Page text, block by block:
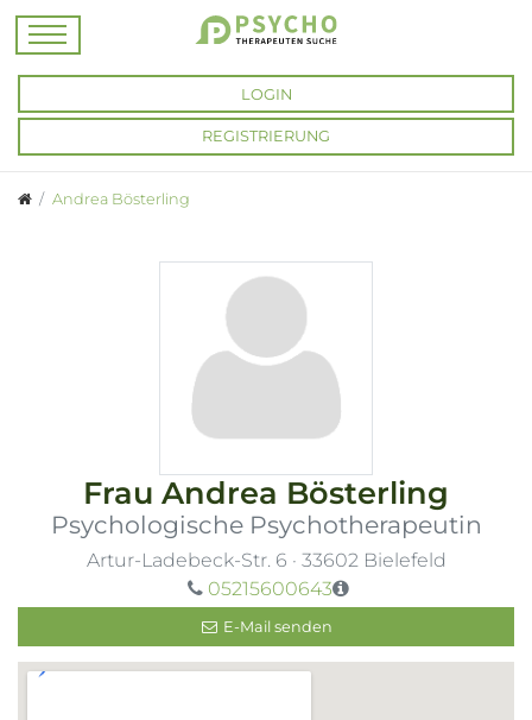
LOGIN
REGISTRIERUNG
Andrea Bösterling
Frau Andrea Bösterling
Psychologische Psychotherapeutin
Artur-Ladebeck-Str. 6 · 33602 Bielefeld
05215600643
E-Mail senden